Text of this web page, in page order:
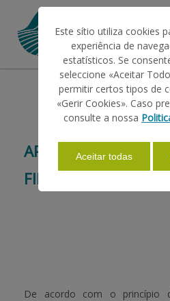
AJUDAS/APOIOS
INFORMAÇÕES
PAGAMENTOS
APLICAÇÃO DA
FINANCEIRA -
De acordo com o princípio
Este sítio utiliza cookies
experiência de
estatísticos. Se
seleccione «Aceitar
permitir certos tipos de
«Gerir Cookies». Caso
consulte a nossa
Aceitar todas